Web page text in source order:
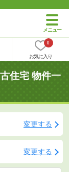
0
お気に入り
住宅 物件一
変更する
変更する